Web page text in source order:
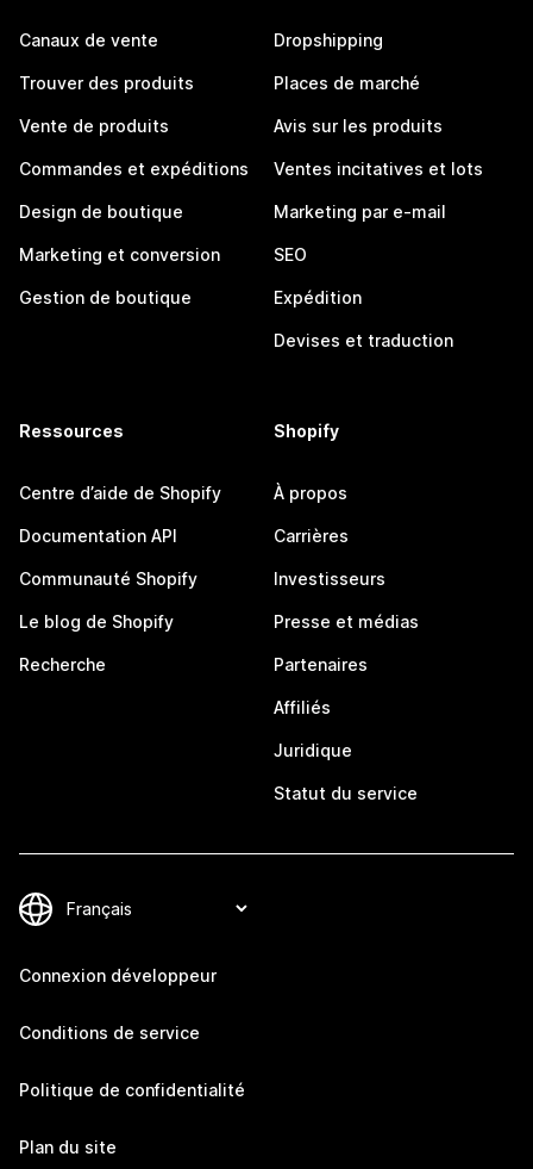
Canaux de vente
Trouver des produits
Vente de produits
Commandes et expéditions
Design de boutique
Marketing et conversion
Gestion de boutique
Dropshipping
Places de marché
Avis sur les produits
Ventes incitatives et lots
Marketing par e-mail
SEO
Expédition
Devises et traduction
Ressources
Centre d’aide de Shopify
Documentation API
Communauté Shopify
Le blog de Shopify
Recherche
Shopify
À propos
Carrières
Investisseurs
Presse et médias
Partenaires
Affiliés
Juridique
Statut du service
Connexion développeur
Conditions de service
Politique de confidentialité
Plan du site